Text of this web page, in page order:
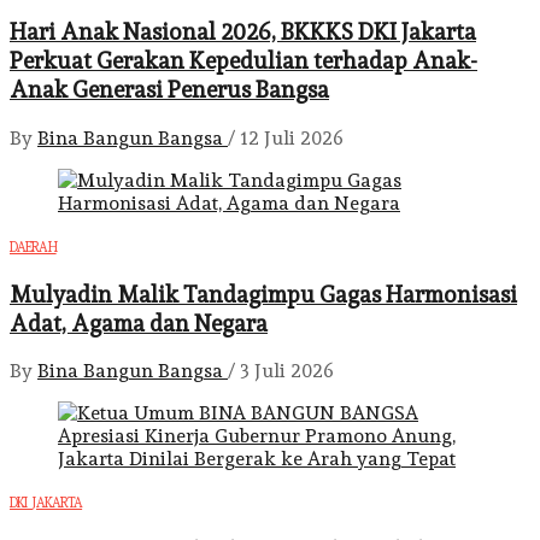
Hari Anak Nasional 2026, BKKKS DKI Jakarta
Perkuat Gerakan Kepedulian terhadap Anak-
Anak Generasi Penerus Bangsa
By Bina Bangun Bangsa / 12 Juli 2026
DAERAH
Mulyadin Malik Tandagimpu Gagas Harmonisasi
Adat, Agama dan Negara
By Bina Bangun Bangsa / 3 Juli 2026
DKI JAKARTA